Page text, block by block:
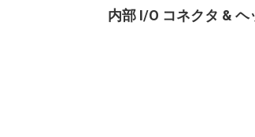
内部 I/O コネクタ & ヘ